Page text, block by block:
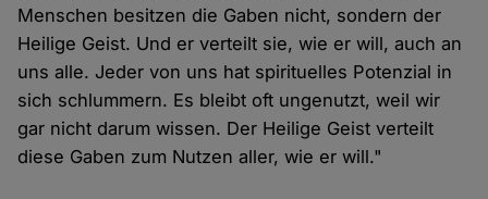
Menschen besitzen die Gaben nicht, sondern der
Heilige Geist. Und er verteilt sie, wie er will, auch an
uns alle. Jeder von uns hat spirituelles Potenzial in
sich schlummern. Es bleibt oft ungenutzt, weil wir
gar nicht darum wissen. Der Heilige Geist verteilt
diese Gaben zum Nutzen aller, wie er will."